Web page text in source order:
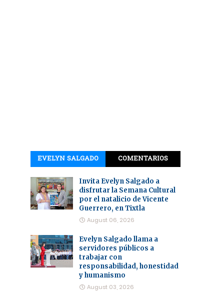
EVELYN SALGADO COMENTARIOS
Invita Evelyn Salgado a
disfrutar la Semana Cultural
por el natalicio de Vicente
Guerrero, en Tixtla
August 06, 2026
Evelyn Salgado llama a
servidores públicos a
trabajar con
responsabilidad, honestidad
y humanismo
August 03, 2026